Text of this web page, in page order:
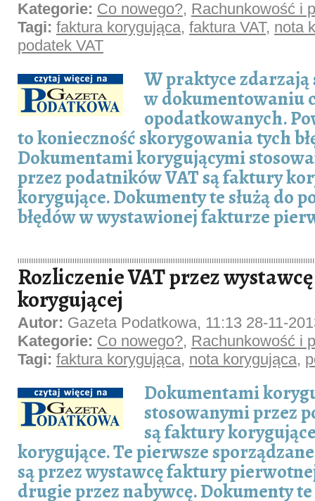
Kategorie: Co nowego?, Rachunkowość i
Tagi: faktura korygująca, faktura VAT, nota
podatek VAT
W praktyce zdarzają
w dokumentowaniu
opodatkowanych.
to konieczność skorygowania tych
Dokumentami korygującymi
przez podatników VAT są faktury
korygujące. Dokumenty te służą do
błędów w wystawionej fakturze
Rozliczenie VAT przez
korygującej
Autor: Gazeta Podatkowa, 11:13 28-11-
Kategorie: Co nowego?, Rachunkowość i
Tagi: faktura korygująca, nota korygująca,
Dokumentami
stosowanymi przez
są faktury
korygujące. Te pierwsze sporządzane
są przez wystawcę faktury
drugie przez nabywcę. Dokumenty te